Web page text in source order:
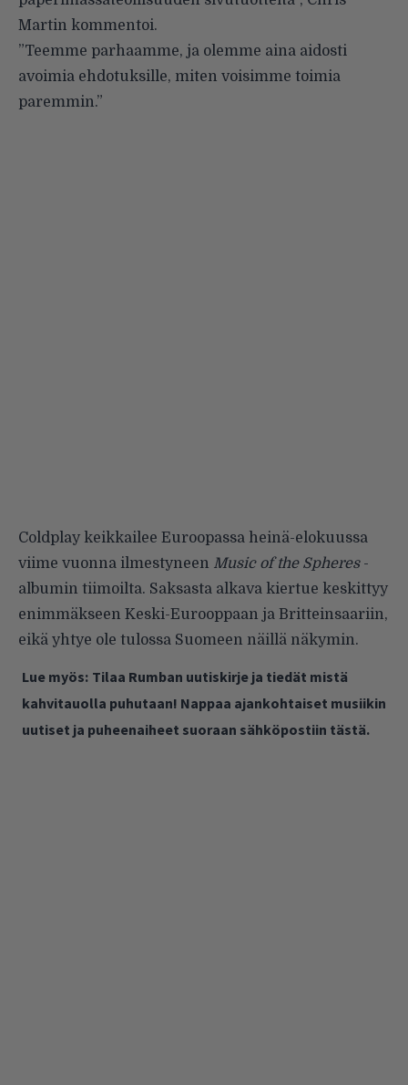
Martin kommentoi.
”Teemme parhaamme, ja olemme aina aidosti
avoimia ehdotuksille, miten voisimme toimia
paremmin.”
Coldplay keikkailee Euroopassa heinä-elokuussa
viime vuonna ilmestyneen Music of the Spheres-
albumin tiimoilta. Saksasta alkava kiertue keskittyy
enimmäkseen Keski-Eurooppaan ja Britteinsaariin,
eikä yhtye ole tulossa Suomeen näillä näkymin.
Lue myös: Tilaa Rumban uutiskirje ja tiedät mistä
kahvitauolla puhutaan! Nappaa ajankohtaiset musiikin
uutiset ja puheenaiheet suoraan sähköpostiin tästä.